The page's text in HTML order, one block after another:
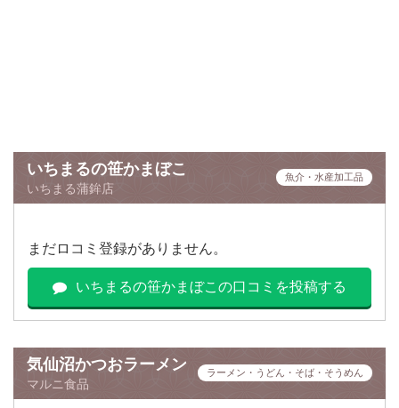
いちまるの笹かまぼこ
いちまる蒲鉾店
魚介・水産加工品
まだロコミ登録がありません。
いちまるの笹かまぼこの口コミを投稿する
気仙沼かつおラーメン
マルニ食品
ラーメン・うどん・そば・そうめん